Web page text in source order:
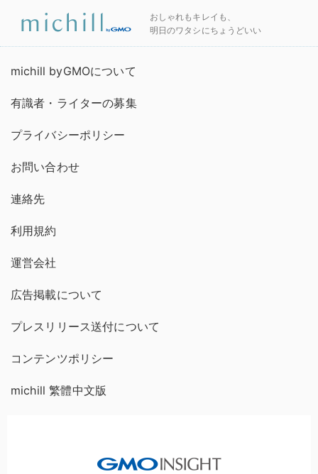
おしゃれもキレイも、
明日のワタシにちょうどいい
michill byGMOについて
有識者・ライターの募集
プライバシーポリシー
お問い合わせ
連絡先
利用規約
運営会社
広告掲載について
プレスリリース送付について
コンテンツポリシー
michill 繁體中文版